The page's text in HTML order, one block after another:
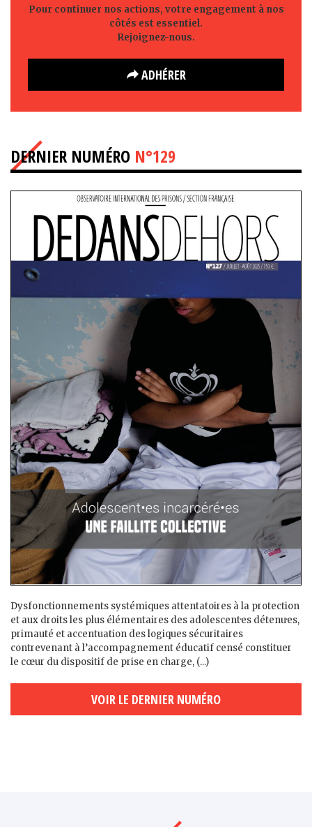
Pour continuer nos actions, votre engagement à nos
côtés est essentiel.
Rejoignez-nous.
ADHÉRER
DERNIER NUMÉRO N°129
Dysfonctionnements systémiques attentatoires à la protection
et aux droits les plus élémentaires des adolescent·es détenu·es,
primauté et accentuation des logiques sécuritaires
contrevenant à l’accompagnement éducatif censé constituer
le cœur du dispositif de prise en charge, (...)
VOIR LE DERNIER NUMÉRO